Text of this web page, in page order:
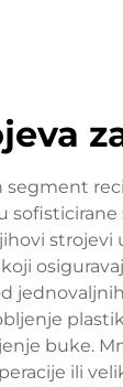
buke.
ili